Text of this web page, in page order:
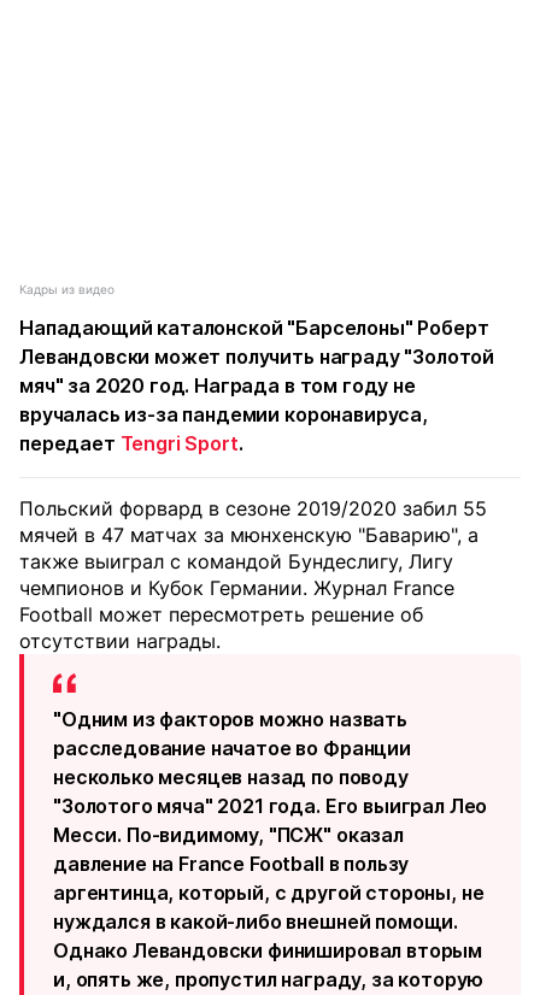
Кадры из видео
Нападающий каталонской "Барселоны" Роберт
Левандовски может получить награду "Золотой
мяч" за 2020 год. Награда в том году не
вручалась из-за пандемии коронавируса,
передает Tengri Sport.
Польский форвард в сезоне 2019/2020 забил 55
мячей в 47 матчах за мюнхенскую "Баварию", а
также выиграл с командой Бундеслигу, Лигу
чемпионов и Кубок Германии. Журнал France
Football может пересмотреть решение об
отсутствии награды.
"Одним из факторов можно назвать
расследование начатое во Франции
несколько месяцев назад по поводу
"Золотого мяча" 2021 года. Его выиграл Лео
Месси. По-видимому, "ПСЖ" оказал
давление на France Football в пользу
аргентинца, который, с другой стороны, не
нуждался в какой-либо внешней помощи.
Однако Левандовски финишировал вторым
и, опять же, пропустил награду, за которую